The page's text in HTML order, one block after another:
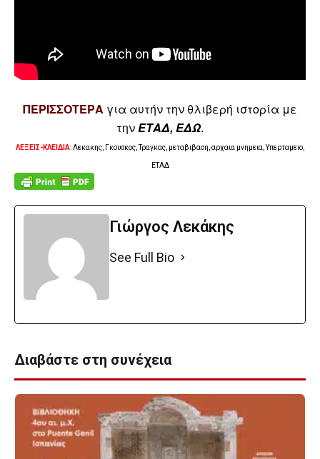
ΠΕΡΙΣΣΟΤΕΡΑ για αυτήν την θλιβερή ιστορία με
τηνΕΤΑΔ, ΕΔΩ.
ΛΕΞΕΙΣ-ΚΛΕΙΔΙΑ: Λεκακης, Γκουσκος, Τραγκας, μεταβιβαση, αρχαια μνημεια, Υπερταμειο,
ΕΤΑΔ
Γιώργος Λεκάκης
See Full Bio
Διαβάστε στη συνέχεια